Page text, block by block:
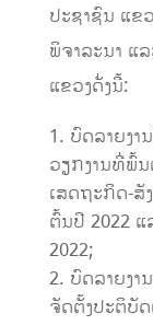
ປະຊາຊົນ ແຂ
ພິຈາລະນາ ແ
ແຂວງດັ່ງນີ້:
ບົດລາຍງາ
ວຽກງານທີ່ພົ້
ເສດຖະກິດ-ສັ
ຕົ້ນປີ 2022
2022;
ບົດລາຍງາ
ຈັດຕັ້ງປະຕິບັ